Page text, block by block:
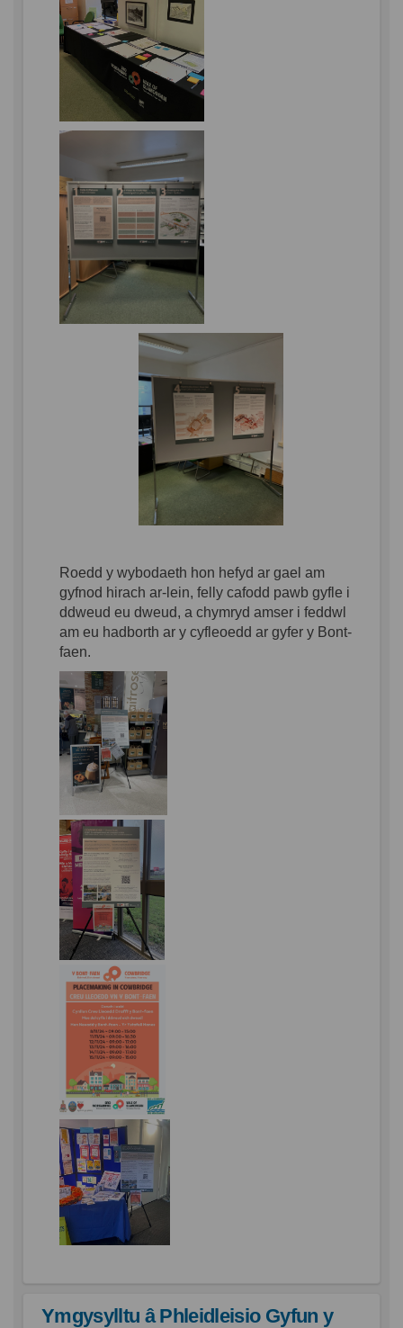
Roedd y wybodaeth hon hefyd ar gael am
gyfnod hirach ar-lein, felly cafodd pawb gyfle i
ddweud eu dweud, a chymryd amser i feddwl
am eu hadborth ar y cyfleoedd ar gyfer y Bont-
faen.
Ymgysylltu â Phleidleisio Gyfun y